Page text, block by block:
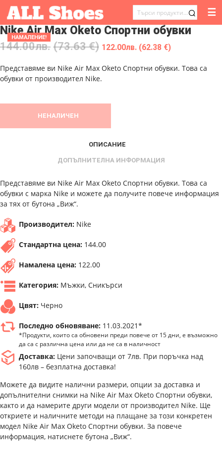
ТЪРСЕНЕ
ЗА:
☰
НАМАЛЕНИЕ!
Nike Air Max Oketo Спортни обувки
144.00лв. (73.63 €) 122.00лв. (62.38 €)
Представяме ви Nike Air Max Oketo Спортни обувки. Това са
обувки от производител Nike.
НЕНАЛИЧЕН
ОПИСАНИЕ
ДОПЪЛНИТЕЛНА ИНФОРМАЦИЯ
Представяме ви Nike Air Max Oketo Спортни обувки. Това са
обувки с марка Nike и можете да получите повече информация
за тях от бутона „Виж“.
Производител: Nike
Стандартна цена: 144.00
Намалена цена: 122.00
Категория: Мъжки, Сникърси
Цвят: Черно
Последно обновяване: 11.03.2021*
*Продукти, които са обновени преди повече от 15 дни, е възможно
да са с различна цена или да не са в наличност
Доставка: Цени започващи от 7лв. При поръчка над
160лв – безплатна доставка!
Можете да видите налични размери, опции за доставка и
допълнителни снимки на Nike Air Max Oketo Спортни обувки,
както и да намерите други модели от производител Nike. Ще
откриете и наличните методи на плащане за този конкретен
модел Nike Air Max Oketo Спортни обувки. За повече
информация, натиснете бутона „Виж“.